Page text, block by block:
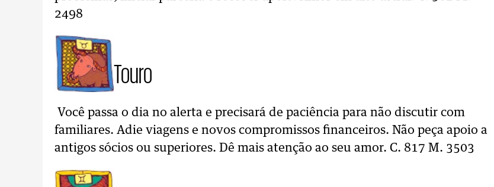
2498
Touro
Você passa o dia no alerta e precisará de paciência para não discutir com
familiares. Adie viagens e novos compromissos financeiros. Não peça apoio a
antigos sócios ou superiores. Dê mais atenção ao seu amor. C. 817 M. 3503